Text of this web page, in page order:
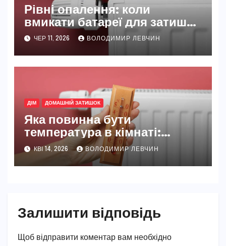
Рівні опалення: коли
вмикати батареї для затишку
та розумної економії
ЧЕР 11, 2026 ВОЛОДИМИР ЛЕВЧИН
ДІМ ДОМАШНІЙ ЗАТИШОК
Яка повинна бути
температура в кімнаті:
норми для здоров’я та
справжнього комфорту
КВІ 14, 2026 ВОЛОДИМИР ЛЕВЧИН
Залишити відповідь
Щоб відправити коментар вам необхідно